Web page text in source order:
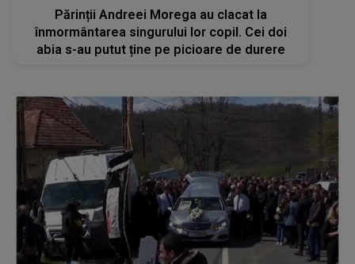
Părinții Andreei Morega au clacat la
înmormântarea singurului lor copil. Cei doi
abia s-au putut ține pe picioare de durere